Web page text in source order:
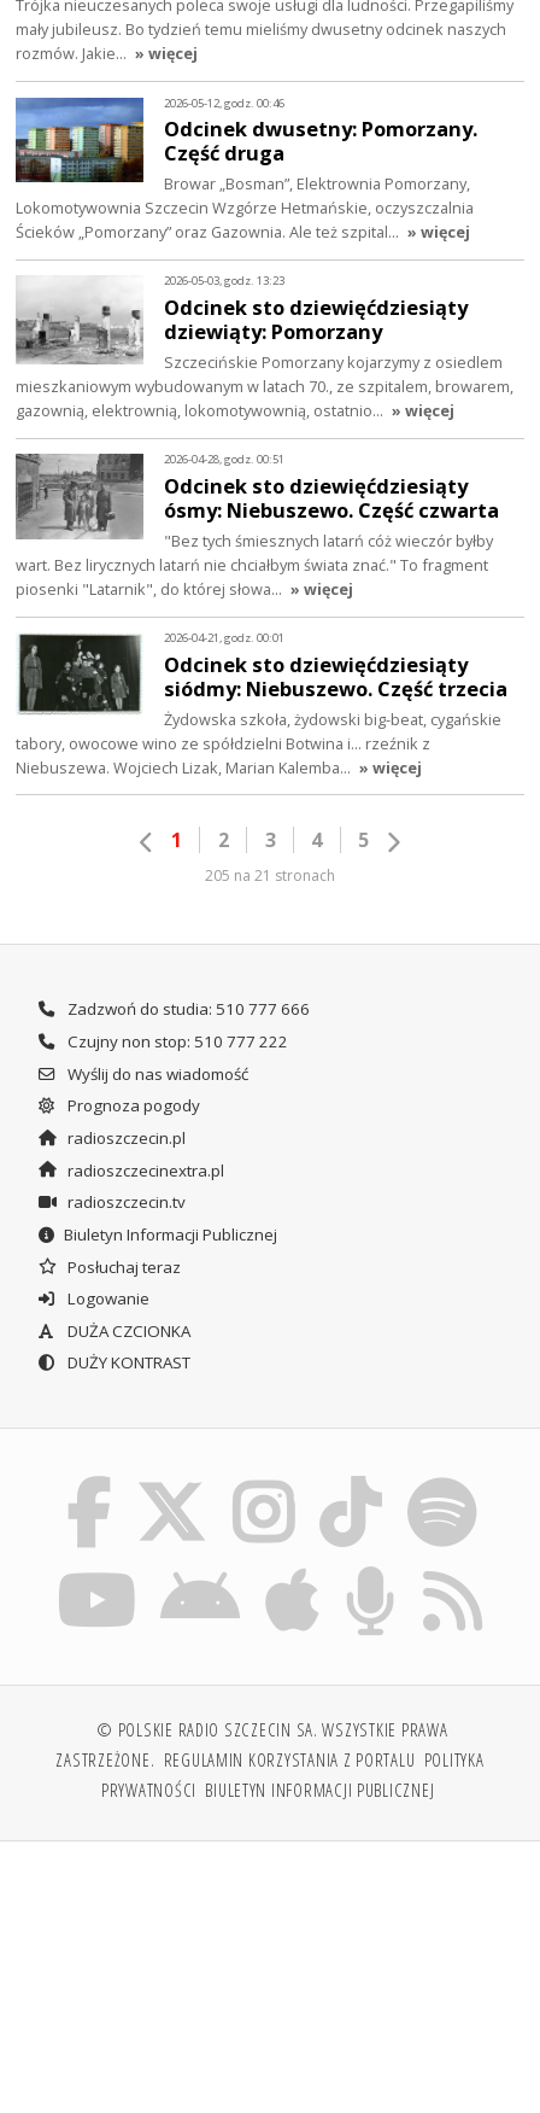
Trójka nieuczesanych poleca swoje usługi dla ludności. Przegapiliśmy
mały jubileusz. Bo tydzień temu mieliśmy dwusetny odcinek naszych
rozmów. Jakie… » więcej
2026-05-12, godz. 00:46
Odcinek dwusetny: Pomorzany.
Część druga
Browar „Bosman”, Elektrownia Pomorzany,
Lokomotywownia Szczecin Wzgórze Hetmańskie, oczyszczalnia
Ścieków „Pomorzany” oraz Gazownia. Ale też szpital… » więcej
2026-05-03, godz. 13:23
Odcinek sto dziewięćdziesiąty
dziewiąty: Pomorzany
Szczecińskie Pomorzany kojarzymy z osiedlem
mieszkaniowym wybudowanym w latach 70., ze szpitalem, browarem,
gazownią, elektrownią, lokomotywownią, ostatnio… » więcej
2026-04-28, godz. 00:51
Odcinek sto dziewięćdziesiąty
ósmy: Niebuszewo. Część czwarta
"Bez tych śmiesznych latarń cóż wieczór byłby
wart. Bez lirycznych latarń nie chciałbym świata znać." To fragment
piosenki "Latarnik", do której słowa… » więcej
2026-04-21, godz. 00:01
Odcinek sto dziewięćdziesiąty
siódmy: Niebuszewo. Część trzecia
Żydowska szkoła, żydowski big-beat, cygańskie
tabory, owocowe wino ze spółdzielni Botwina i… rzeźnik z
Niebuszewa. Wojciech Lizak, Marian Kalemba… » więcej
1 2 3 4 5
205 na 21 stronach
Zadzwoń do studia: 510 777 666
Czujny non stop: 510 777 222
Wyślij do nas wiadomość
Prognoza pogody
radioszczecin.pl
radioszczecinextra.pl
radioszczecin.tv
Biuletyn Informacji Publicznej
Posłuchaj teraz
Logowanie
DUŻA CZCIONKA
DUŻY KONTRAST
© POLSKIE RADIO SZCZECIN SA. WSZYSTKIE PRAWA
ZASTRZEŻONE. REGULAMIN KORZYSTANIA Z PORTALU POLITYKA
PRYWATNOŚCI BIULETYN INFORMACJI PUBLICZNEJ